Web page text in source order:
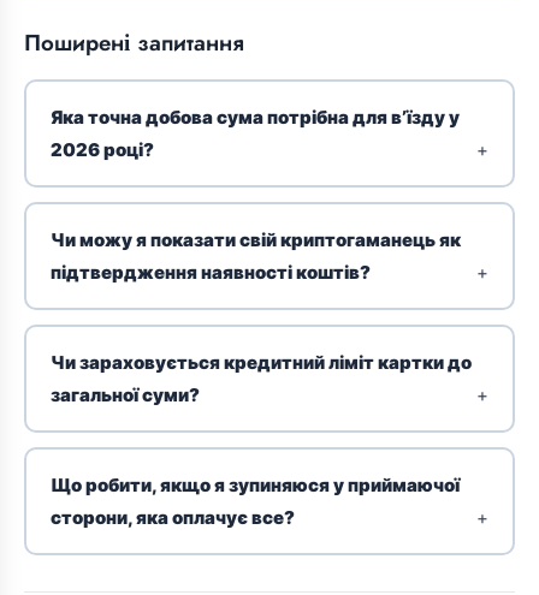
Поширені запитання
Яка точна добова сума потрібна для в’їзду у
2026 році?
Чи можу я показати свій криптогаманець як
підтвердження наявності коштів?
Чи зараховується кредитний ліміт картки до
загальної суми?
Що робити, якщо я зупиняюся у приймаючої
сторони, яка оплачує все?